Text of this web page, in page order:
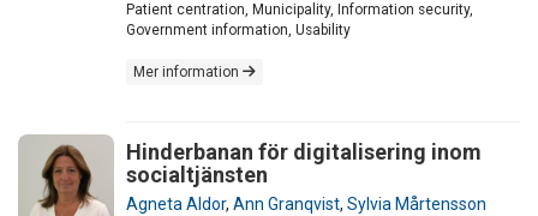
Patient centration, Municipality, Information security,
Government information, Usability
Mer information
Hinderbanan för digitalisering inom
socialtjänsten
Agneta Aldor, Ann Granqvist, Sylvia Mårtensson